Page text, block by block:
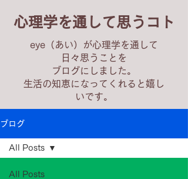
心理学を通して思うコト
eye（あい）が心理学を通して
日々思うことを
ブログにしました。
生活の知恵になってくれると嬉し
いです。
ブログ
All Posts
All Posts